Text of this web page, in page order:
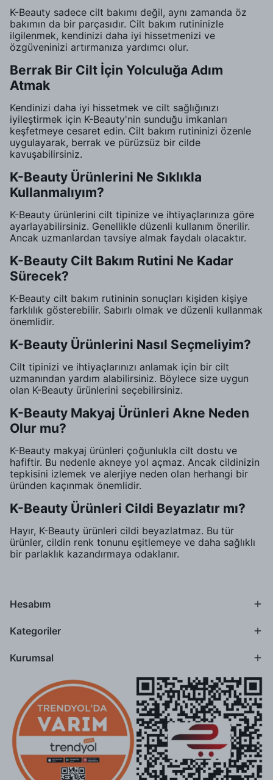
K-Beauty sadece cilt bakımı değil, aynı zamanda öz
bakımın da bir parçasıdır. Cilt bakım rutininizle
ilgilenmek, kendinizi daha iyi hissetmenizi ve
özgüveninizi artırmanıza yardımcı olur.
Berrak Bir Cilt İçin Yolculuğa Adım
Atmak
Kendinizi daha iyi hissetmek ve cilt sağlığınızı
iyileştirmek için K-Beauty'nin sunduğu imkanları
keşfetmeye cesaret edin. Cilt bakım rutininizi özenle
uygulayarak, berrak ve pürüzsüz bir cilde
kavuşabilirsiniz.
K-Beauty Ürünlerini Ne Sıklıkla
Kullanmalıyım?
K-Beauty ürünlerini cilt tipinize ve ihtiyaçlarınıza göre
ayarlayabilirsiniz. Genellikle düzenli kullanım önerilir.
Ancak uzmanlardan tavsiye almak faydalı olacaktır.
K-Beauty Cilt Bakım Rutini Ne Kadar
Sürecek?
K-Beauty cilt bakım rutininin sonuçları kişiden kişiye
farklılık gösterebilir. Sabırlı olmak ve düzenli kullanmak
önemlidir.
K-Beauty Ürünlerini Nasıl Seçmeliyim?
Cilt tipinizi ve ihtiyaçlarınızı anlamak için bir cilt
uzmanından yardım alabilirsiniz. Böylece size uygun
olan K-Beauty ürünlerini seçebilirsiniz.
K-Beauty Makyaj Ürünleri Akne Neden
Olur mu?
K-Beauty makyaj ürünleri çoğunlukla cilt dostu ve
hafiftir. Bu nedenle akneye yol açmaz. Ancak cildinizin
tepkisini izlemek ve alerjiye neden olan herhangi bir
üründen kaçınmak önemlidir.
K-Beauty Ürünleri Cildi Beyazlatır mı?
Hayır, K-Beauty ürünleri cildi beyazlatmaz. Bu tür
ürünler, cildin renk tonunu eşitlemeye ve daha sağlıklı
bir parlaklık kazandırmaya odaklanır.
Hesabım
Kategoriler
Kurumsal